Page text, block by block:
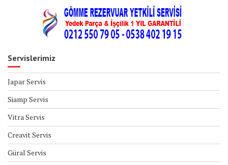
Servislerimiz
Japar Servis
Siamp Servis
Vitra Servis
Creavit Servis
Güral Servis